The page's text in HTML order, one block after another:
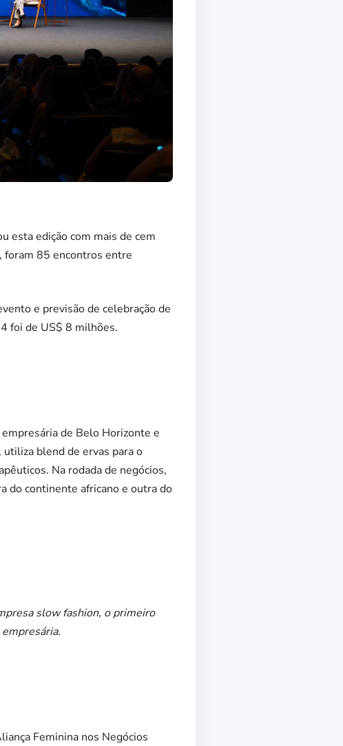
esta edição com mais de cem
foram 85 encontros entre
e previsão de celebração de
foi de US$ 8 milhões.
de Belo Horizonte e
blend de ervas para o
Na rodada de negócios,
do continente africano e outra do
slow fashion, o primeiro
Feminina nos Negócios